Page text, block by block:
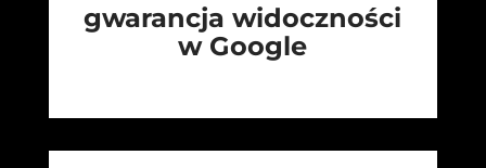
gwarancja widoczności
w Google